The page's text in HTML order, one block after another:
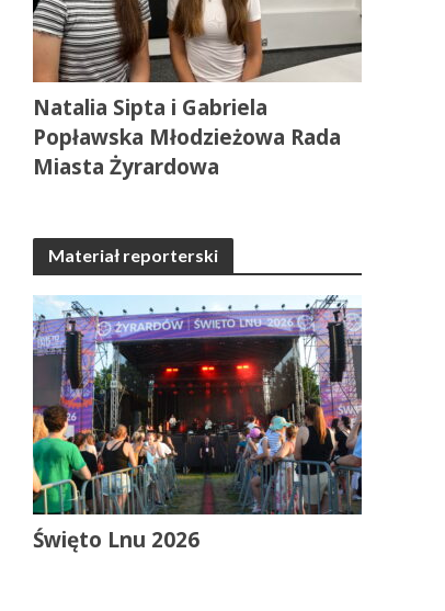
Natalia Sipta i Gabriela
Popławska Młodzieżowa Rada
Miasta Żyrardowa
Materiał reporterski
Święto Lnu 2026